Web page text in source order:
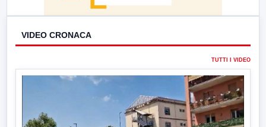
VIDEO CRONACA
TUTTI I VIDEO